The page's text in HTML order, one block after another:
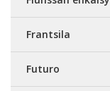
Frantsila
Futuro